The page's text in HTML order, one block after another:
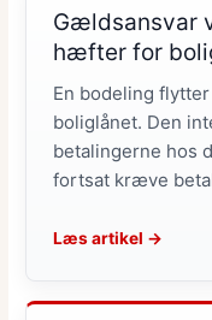
Gældsansvar
hæfter for
En bodeling
boliglånet. Den
betalingerne hos
fortsat kræve
Læs artikel →